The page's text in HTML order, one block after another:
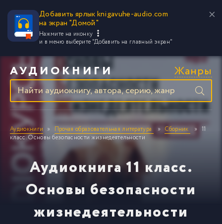
Добавить ярлык knigavuhe-audio.com
на экран "Домой"
Нажмите на иконку
и в меню выберите "Добавить на главный экран"
АУДИОКНИГИ Жанры
Аудиокниги Прочая образовательная литература Сборник
11
класс. Основы безопасности жизнедеятельности
Аудиокнига 11 класс.
Основы безопасности
жизнедеятельности